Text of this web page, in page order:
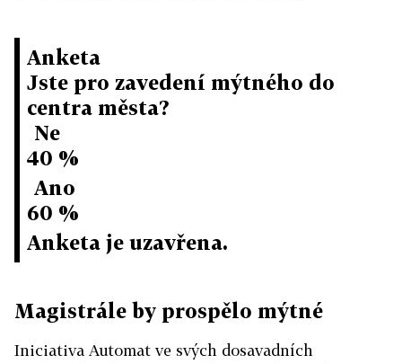
Anketa
Jste pro zavedení mýtného do
centra města?
Ne
40 %
Ano
60 %
Anketa je uzavřena.
Magistrále by prospělo mýtné
Iniciativa Automat ve svých dosavadních